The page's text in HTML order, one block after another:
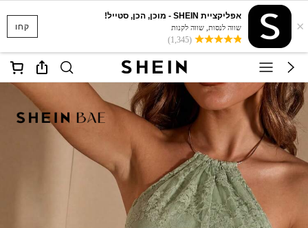
קחו ×
אפליקציית SHEIN - מוכן, הכן, סטייל!
שווה לנסות, שווה לקנות
(1,345)